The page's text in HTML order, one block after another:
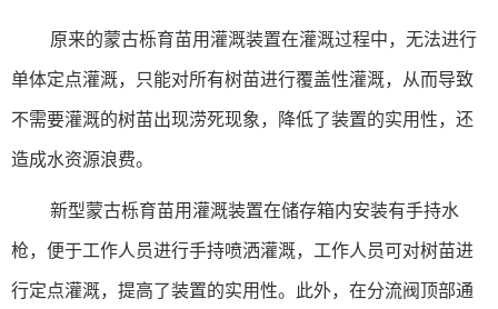
原来的蒙古栎育苗用灌溉装置在灌溉过程中，无法进行
单体定点灌溉，只能对所有树苗进行覆盖性灌溉，从而导致
不需要灌溉的树苗出现涝死现象，降低了装置的实用性，还
造成水资源浪费。
新型蒙古栎育苗用灌溉装置在储存箱内安装有手持水
枪，便于工作人员进行手持喷洒灌溉，工作人员可对树苗进
行定点灌溉，提高了装置的实用性。此外，在分流阀顶部通